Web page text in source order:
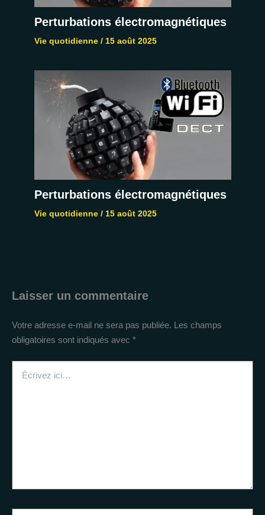
Perturbations électromagnétiques
Vie quotidienne/ 15 août 2025
Perturbations électromagnétiques
Vie quotidienne/ 15 août 2025
Laisser un commentaire
Votre adresse e-mail ne sera pas publiée. Les champs
obligatoires sont indiqués avec *
ici…